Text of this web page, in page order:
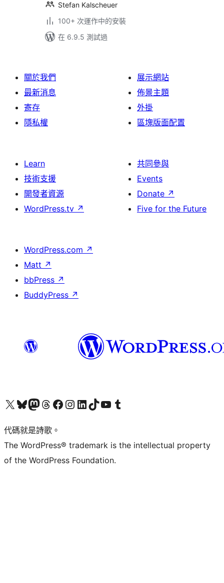
Stefan Kalscheuer
100+ 次運作中的安裝
在 6.9.5 測試過
關於我們
最新消息
寄存
隱私權
展示網站
佈景主題
外掛
區塊版面配置
Learn
技術支援
開發者資源
WordPress.tv ↗
共同參與
Events
Donate ↗
Five for the Future
WordPress.com ↗
Matt ↗
bbPress ↗
BuddyPress ↗
Visit our X (formerly Twitter) account
Visit our Bluesky account
Visit our Mastodon account
Visit our Threads account
訪問我們的 Facebook 專頁Visit our Instagram account
Visit our LinkedIn account
Visit our TikTok account
Visit our YouTube channel
Visit our Tumblr account
代碼就是詩歌。
The WordPress® trademark is the intellectual property
of the WordPress Foundation.